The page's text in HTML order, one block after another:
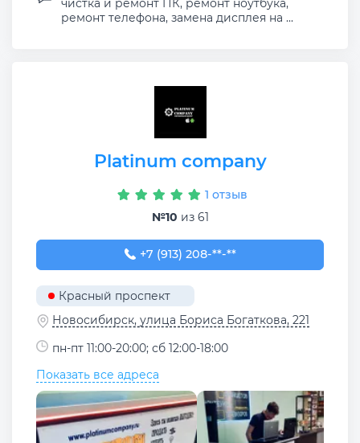
чистка и ремонт ПК, ремонт ноутбука,
ремонт телефона, замена дисплея на ...
Platinum company
1 отзыв
№10 из 61
+7 (913) 208-78-50
+7 (913) 208-**-**
Красный проспект
Новосибирск, улица Бориса Богаткова, 221
пн-пт 11:00-20:00; сб 12:00-18:00
Показать все адреса